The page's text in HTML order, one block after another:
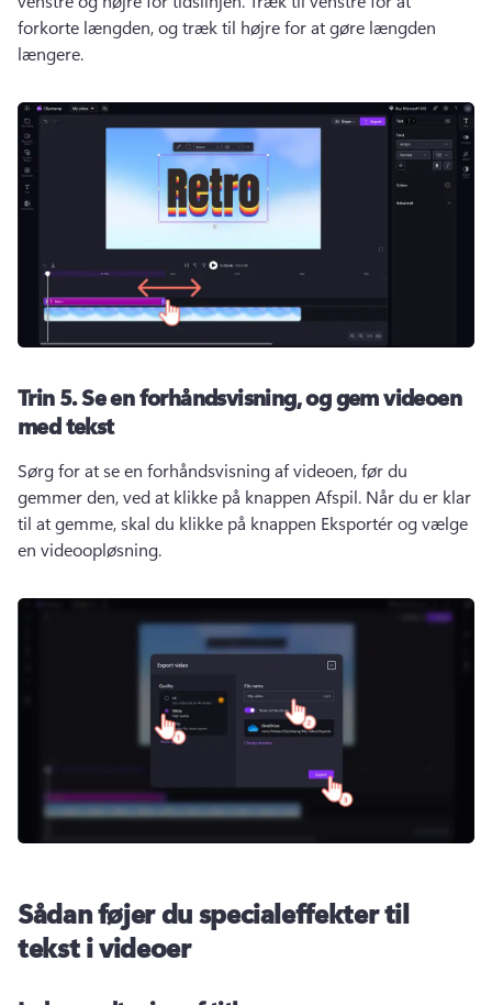
forkorte længden, og træk til højre for at gøre længden
længere.
Trin 5.Se en forhåndsvisning, og gem videoen
med tekst
Sørg for at se en forhåndsvisning af videoen, før du
gemmer den, ved at klikke på knappen Afspil. Når du er klar
til at gemme, skal du klikke på knappen Eksportér og vælge
en videoopløsning.
Sådan føjer du specialeffekter til
tekst i videoer